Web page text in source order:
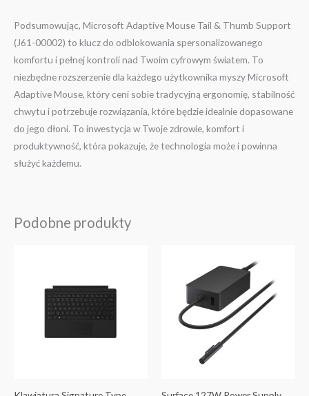
Podsumowując, Microsoft Adaptive Mouse Tail & Thumb Support
(J61-00002) to klucz do odblokowania spersonalizowanego
komfortu i pełnej kontroli nad Twoim cyfrowym światem. To
niezbędne rozszerzenie dla każdego użytkownika myszy Microsoft
Adaptive Mouse, który ceni sobie tradycyjną ergonomię, stabilność
chwytu i potrzebuje rozwiązania, które będzie idealnie dopasowane
do jego dłoni. To inwestycja w Twoje zdrowie, komfort i
produktywność, która pokazuje, że technologia może i powinna
służyć każdemu.
Podobne produkty